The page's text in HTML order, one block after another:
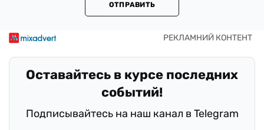
ОТПРАВИТЬ
Оставайтесь в курсе последних
событий!
Подписывайтесь на наш канал в Telegram